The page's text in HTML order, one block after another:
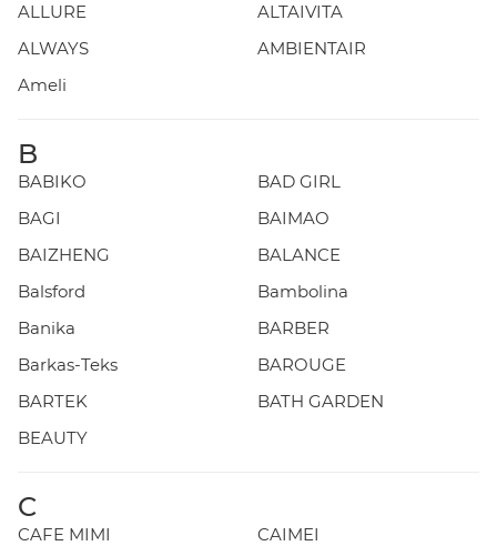
ALLURE
ALTAIVITA
ALWAYS
AMBIENTAIR
Ameli
B
BABIKO
BAD GIRL
BAGI
BAIMAO
BAIZHENG
BALANCE
Balsford
Bambolina
Banika
BARBER
Barkas-Teks
BAROUGE
BARTEK
BATH GARDEN
BEAUTY
C
CAFE MIMI
CAIMEI